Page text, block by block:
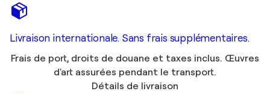
Livraison internationale. Sans frais supplémentaires.
Frais de port, droits de douane et taxes inclus. Œuvres
d'art assurées pendant le transport.
Détails de livraison